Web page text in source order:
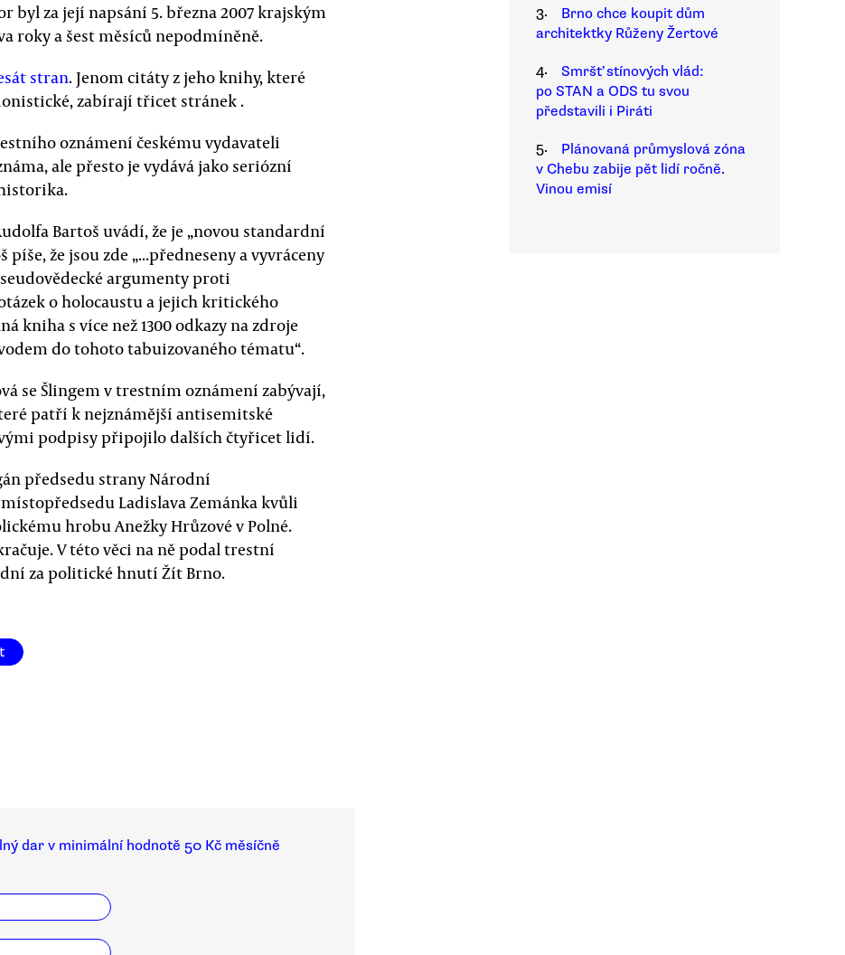
byl za její napsání 5. března 2007 krajským
roky a šest měsíců nepodmíněně.
stran. Jenom citáty z jeho knihy, které
zabírají třicet stránek .
oznámení českému vydavateli
ale přesto je vydává jako seriózní
Bartoš uvádí, že je „novou standardní
že jsou zde „...předneseny a vyvráceny
argumenty proti
o holocaustu a jejich kritického
kniha s více než 1300 odkazy na zdroje
do tohoto tabuizovaného tématu“.
se Šlingem v trestním oznámení zabývají,
patří k nejznámější antisemitské
podpisy připojilo dalších čtyřicet lidí.
předsedu strany Národní
Ladislava Zemánka kvůli
hrobu Anežky Hrůzové v Polné.
V této věci na ně podal trestní
za politické hnutí Žít Brno.
3.
Brno chce koupit dům
architektky Růženy Žertové
4.
Smršť stínových vlád:
po STAN a ODS tu svou
představili i Piráti
5.
Plánovaná průmyslová zóna
v Chebu zabije pět lidí ročně.
Vinou emisí
dar v minimální hodnotě 50 Kč měsíčně